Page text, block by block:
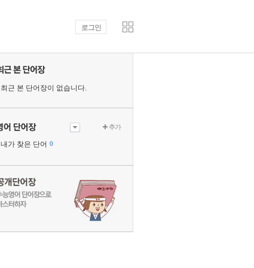
최근 본 단어장이 없습니다.
내가 찾은 단어 0
추가
로그인